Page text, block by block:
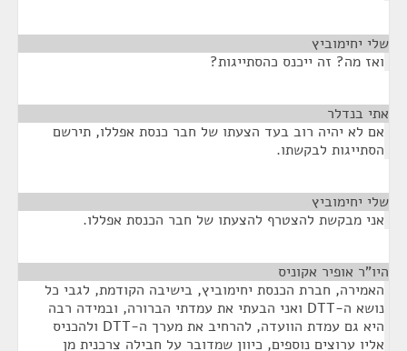
שלי יחימוביץ
ואז מה? זה ייכנס כהסתייגות?
אתי בנדלר
אם לא יהיה רוב בעד הצעתו של חבר כנסת אפללו, תירשם
הסתייגות לבקשתו.
שלי יחימוביץ
אני מבקשת להצטרף להצעתו של חבר הכנסת אפללו.
היו"ר אופיר אקוניס
האמירה, חברת הכנסת יחימוביץ, בישיבה הקודמת, לגבי כל
נושא ה-DTT ואני הבעתי את עמדתי הברורה, ובמידה רבה
היא גם עמדת הוועדה, להרחיב את מערך ה-DTT ולהכניס
אליו ערוצים נוספים, כיוון שמדובר על חבילה צרכנית מן